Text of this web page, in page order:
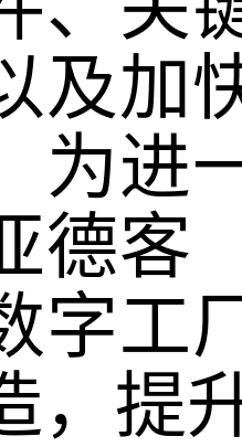
及加
为进
德客
字工
，提